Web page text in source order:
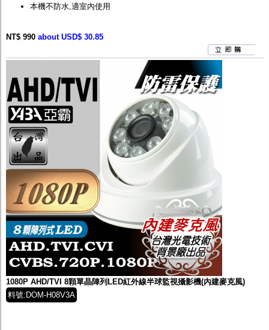
本機不防水,適室內使用
NT$ 990 about USD$ 30.85
1080P AHD/TVI 8顆單晶陣列LED紅外線半球監視攝影機(內建麥克風)
料號:DOM-H08V3A